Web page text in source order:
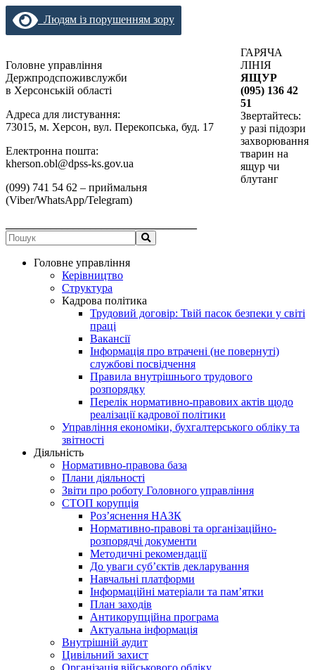
Людям із порушенням зору
Головне управління
Держпродспоживслужби
в Херсонській області
Адреса для листування:
73015, м. Херсон, вул. Перекопська, буд. 17
Електронна пошта:
kherson.obl@dpss-ks.gov.ua
(099) 741 54 62 – приймальня
(Viber/WhatsApp/Telegram)
ГАРЯЧА
ЛІНІЯ
ЯЩУР
(095) 136 42
51
Звертайтесь:
у разі підозри
захворювання
тварин на
ящур чи
блутанг
Головне управління
Керівництво
Структура
Кадрова політика
Трудовий договір: Твій пасок безпеки у світі
праці
Вакансії
Інформація про втрачені (не повернуті)
службові посвідчення
Правила внутрішнього трудового
розпорядку
Перелік нормативно-правових актів щодо
реалізації кадрової політики
Управління економіки, бухгалтерського обліку та
звітності
Діяльність
Нормативно-правова база
Плани діяльності
Звіти про роботу Головного управління
СТОП корупція
Роз’яснення НАЗК
Нормативно-правові та організаційно-
розпорядчі документи
Методичні рекомендації
До уваги суб’єктів декларування
Навчальні платформи
Інформаційні матеріали та пам’ятки
План заходів
Антикорупційна програма
Актуальна інформація
Внутрішній аудит
Цивільний захист
Організація військового обліку